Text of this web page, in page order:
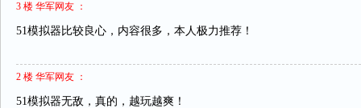
3 楼 华军网友 ：
51模拟器比较良心，内容很多，本人极力推荐！
2 楼 华军网友 ：
51模拟器无敌，真的，越玩越爽！